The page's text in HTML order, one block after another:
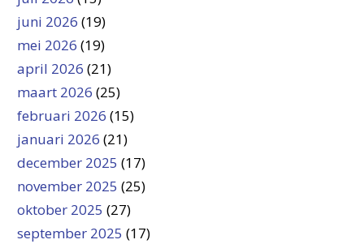
juni 2026 (19)
mei 2026 (19)
april 2026 (21)
maart 2026 (25)
februari 2026 (15)
januari 2026 (21)
december 2025 (17)
november 2025 (25)
oktober 2025 (27)
september 2025 (17)